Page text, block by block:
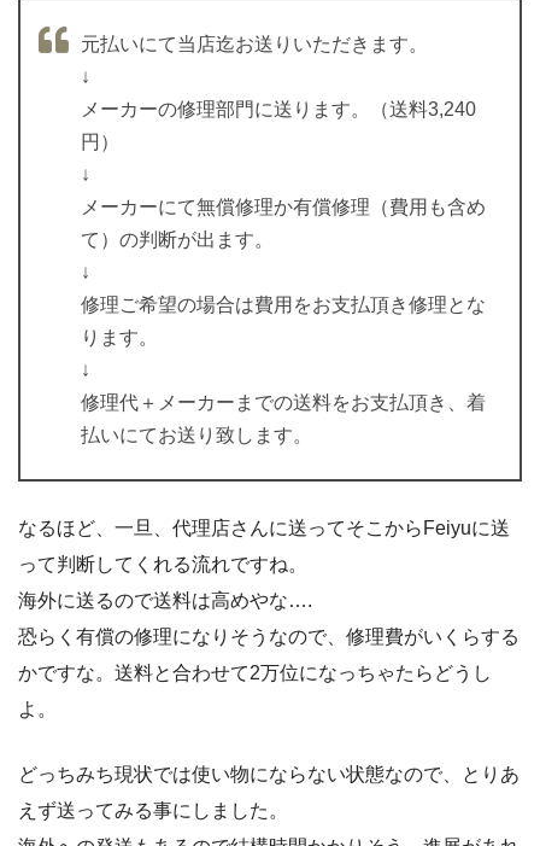
元払いにて当店迄お送りいただきます。
↓
メーカーの修理部門に送ります。（送料3,240
円）
↓
メーカーにて無償修理か有償修理（費用も含め
て）の判断が出ます。
↓
修理ご希望の場合は費用をお支払頂き修理とな
ります。
↓
修理代＋メーカーまでの送料をお支払頂き、着
払いにてお送り致します。
なるほど、一旦、代理店さんに送ってそこからFeiyuに送
って判断してくれる流れですね。
海外に送るので送料は高めやな….
恐らく有償の修理になりそうなので、修理費がいくらする
かですな。送料と合わせて2万位になっちゃたらどうし
よ。
どっちみち現状では使い物にならない状態なので、とりあ
えず送ってみる事にしました。